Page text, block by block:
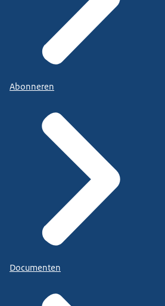
Abonneren
Documenten